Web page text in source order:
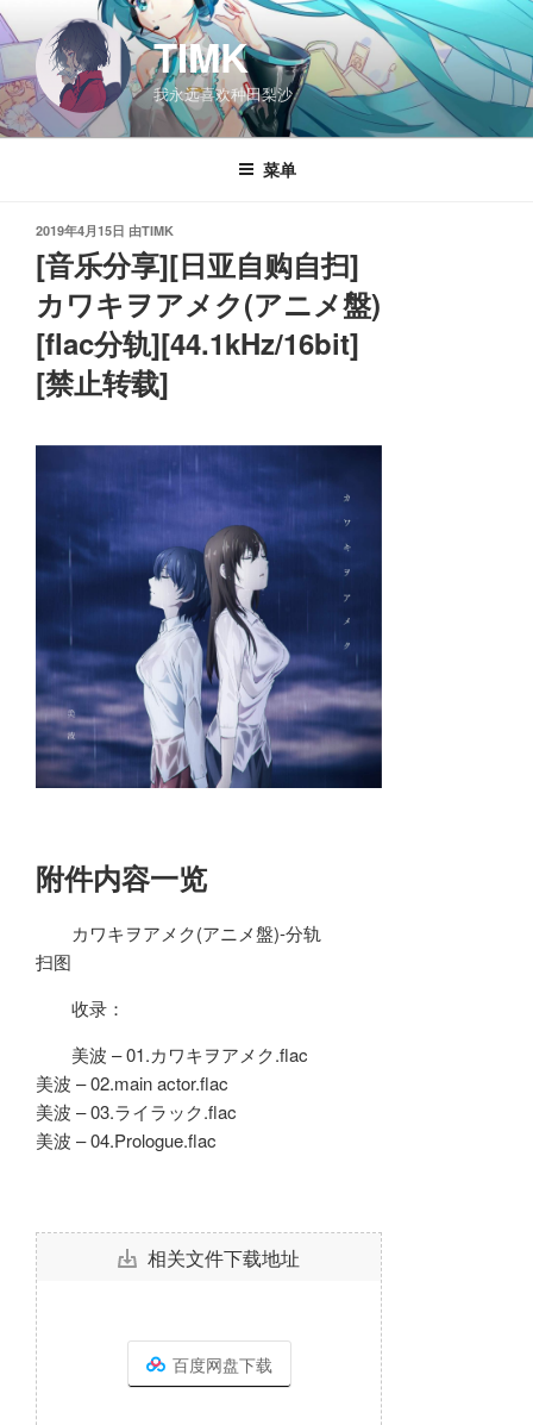
跳
至
内
容
TIMK
我永远喜欢种田梨沙
菜单
发
布
2019年4月15日 由TIMK
[音乐分享][日亚自购自扫]
カワキヲアメク(アニメ盤)
[flac分轨][44.1kHz/16bit]
[禁止转载]
附件内容一览
カワキヲアメク(アニメ盤)-分轨
扫图
收录：
美波 – 01.カワキヲアメク.flac
美波 – 02.main actor.flac
美波 – 03.ライラック.flac
美波 – 04.Prologue.flac
相关文件下载地址
百度网盘下载